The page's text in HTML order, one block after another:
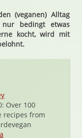
(veganen) Alltag
bedingt etwas
kocht, wird mit
Over 100
recipes from